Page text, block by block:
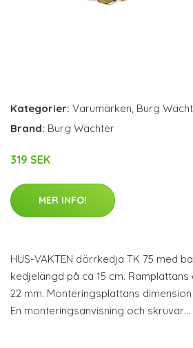
Kategorier: Varumärken, Burg
Brand: Burg Wächter
319 SEK
MER INFO!
HUS-VAKTEN dörrkedja TK 75 med
kedjelängd på ca 15 cm. Ramplattans
22 mm. Monteringsplattans dimension
En monteringsanvisning och skruvar…